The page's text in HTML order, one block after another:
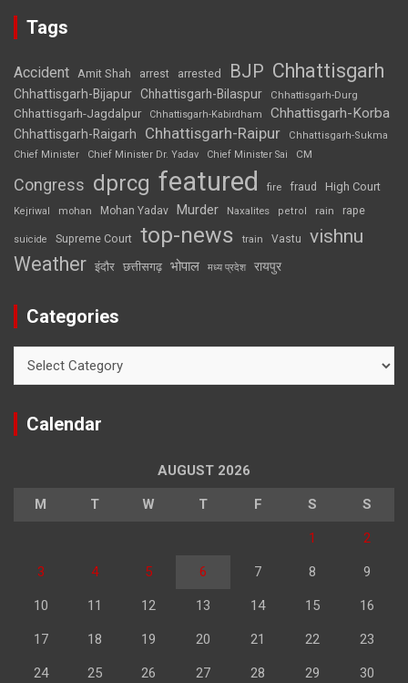
Tags
Accident Amit Shah arrest arrested BJP Chhattisgarh
Chhattisgarh-Bijapur Chhattisgarh-Bilaspur Chhattisgarh-Durg
Chhattisgarh-Jagdalpur Chhattisgarh-Kabirdham Chhattisgarh-Korba
Chhattisgarh-Raigarh Chhattisgarh-Raipur
Chhattisgarh-Sukma
Chief Minister
Chief Minister Dr. Yadav Chief Minister Sai CM
Congress dprcg featured fire fraud High Court
Kejriwal mohan Mohan Yadav Murder Naxalites petrol rain rape
suicide Supreme Court top-news train Vastu vishnu
Weather इंदौर छत्तीसगढ़ भोपाल मध्य प्रदेश रायपुर
Categories
Calendar
AUGUST 2026
M T W T F S S
1 2
3 4 5 6 7 8 9
10 11 12 13 14 15 16
17 18 19 20 21 22 23
24 25 26 27 28 29 30